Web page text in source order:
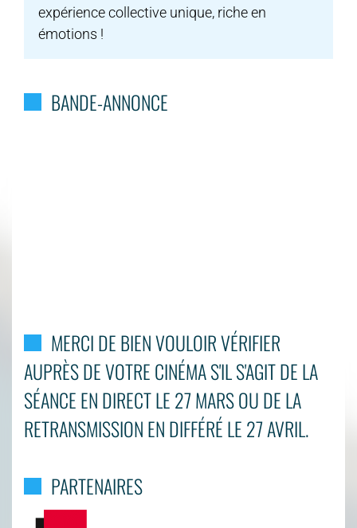
expérience collective unique, riche en
émotions !
BANDE-ANNONCE
MERCI DE BIEN VOULOIR VÉRIFIER
AUPRÈS DE VOTRE CINÉMA S'IL S'AGIT DE LA
SÉANCE EN DIRECT LE 27 MARS OU DE LA
RETRANSMISSION EN DIFFÉRÉ LE 27 AVRIL.
PARTENAIRES